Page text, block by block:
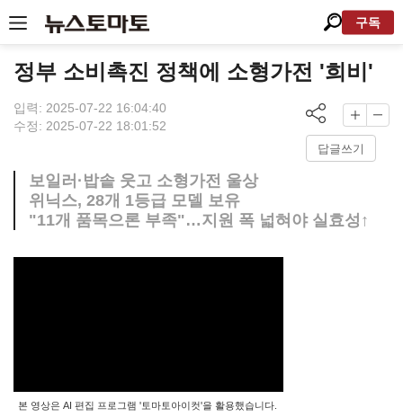
구독
정부 소비촉진 정책에 소형가전 '희비'
입력: 2025-07-22 16:04:40
수정: 2025-07-22 18:01:52
답글쓰기
보일러·밥솥 웃고 소형가전 울상
위닉스, 28개 1등급 모델 보유
"11개 품목으론 부족"…지원 폭 넓혀야 실효성↑
본 영상은 AI 편집 프로그램 '토마토아이컷'을 활용했습니다.